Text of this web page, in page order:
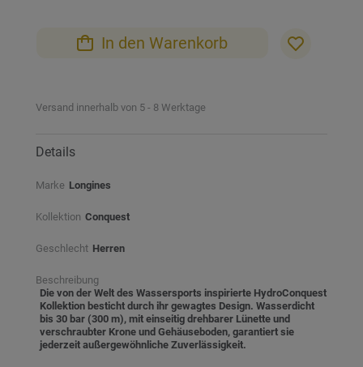
springen
In den Warenkorb
Versand innerhalb von 5 - 8 Werktage
Details
Marke Longines
Kollektion Conquest
Geschlecht Herren
Beschreibung
Die von der Welt des Wassersports inspirierte HydroConquest
Kollektion besticht durch ihr gewagtes Design. Wasserdicht
bis 30 bar (300 m), mit einseitig drehbarer Lünette und
verschraubter Krone und Gehäuseboden, garantiert sie
jederzeit außergewöhnliche Zuverlässigkeit.